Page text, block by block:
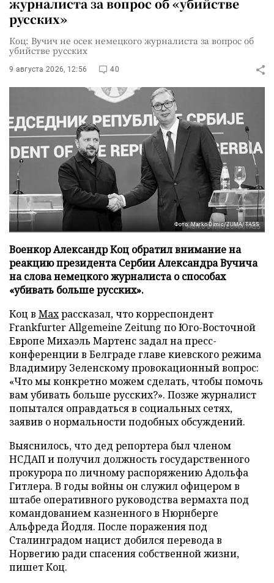
журналиста за вопрос об «убийстве
русских»
Коц: Вучич не осек немецкого журналиста за вопрос об
убийстве русских
9 августа 2026, 12:56 40
Фото: Marko Dimic/ZUMA/TASS
Военкор Александр Коц обратил внимание на
реакцию президента Сербии Александра Вучича
на слова немецкого журналиста о способах
«убивать больше русских».
Коц в Махрассказал, что корреспондент
Frankfurter Allgemeine Zeitung по Юго-Восточной
Европе Михаэль Мартенс задал на пресс-
конференции в Белграде главе киевского режима
Владимиру Зеленскому провокационный вопрос:
«Что мы конкретно можем сделать, чтобы помочь
вам убивать больше русских?». Позже журналист
попытался оправдаться в социальных сетях,
заявив о нормальности подобных обсуждений.
Выяснилось, что дед репортера был членом
НСДАП и получил должность государственного
прокурора по личному распоряжению Адольфа
Гитлера. В годы войны он служил офицером в
штабе оперативного руководства вермахта под
командованием казненного в Нюрнберге
Альфреда Йодля. После поражения под
Сталинградом нацист добился перевода в
Норвегию ради спасения собственной жизни,
пишет Коц.